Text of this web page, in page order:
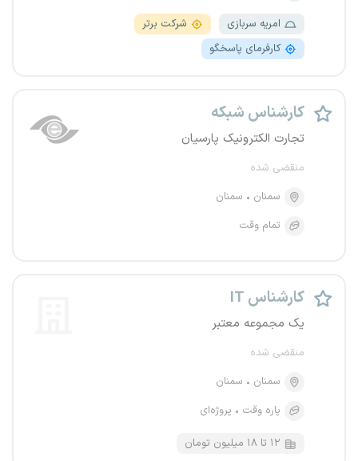
امریه سربازی
شرکت برتر
کارفرمای پاسخگو
کارشناس شبکه
تجارت الکترونیک پارسیان
منقضی شده
سمنان
سمنان
تمام وقت
کارشناس IT
یک مجموعه معتبر
منقضی شده
سمنان
سمنان
پاره وقت
پروژه‌ای
۱۲ تا ۱۸ میلیون تومان